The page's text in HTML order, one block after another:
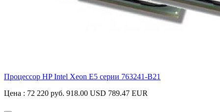
Процессор HP Intel Xeon E5 серии 763241-B21
Цена : 72 220 руб. 918.00 USD 789.47 EUR